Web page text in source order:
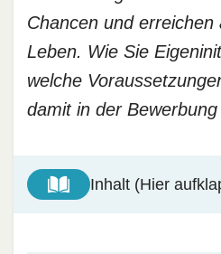
Chancen und erreichen
Leben. Wie Sie
welche
damit in der
Inhalt (Hier